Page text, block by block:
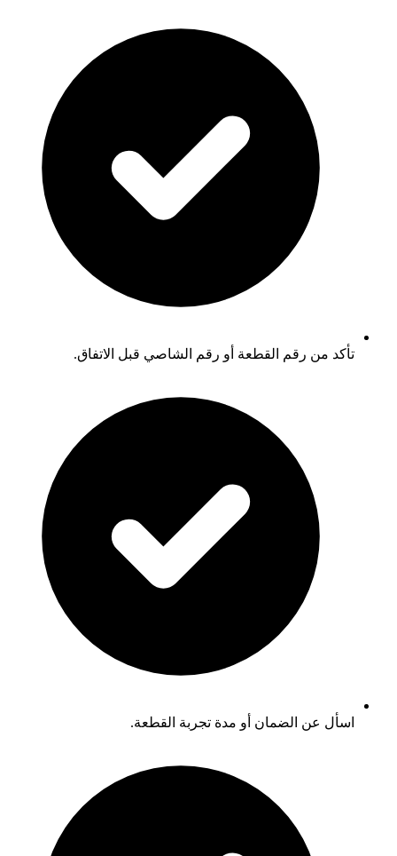
تأكد من رقم القطعة أو رقم الشاصي قبل الاتفاق.
اسأل عن الضمان أو مدة تجربة القطعة.